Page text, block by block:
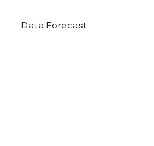
Data Forecast